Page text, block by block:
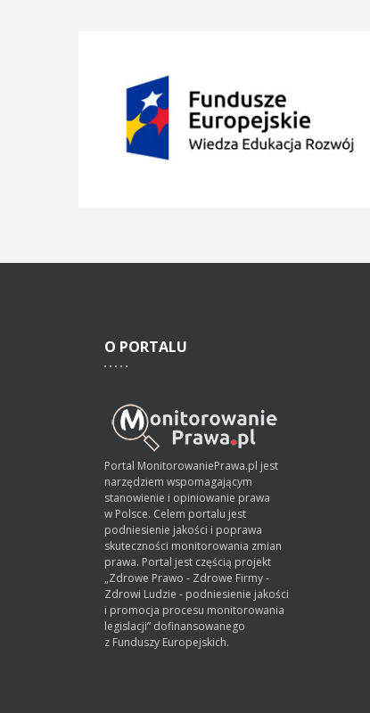
O PORTALU
Portal MonitorowaniePrawa.pl jest
narzędziem wspomagającym
stanowienie i opiniowanie prawa
w Polsce. Celem portalu jest
podniesienie jakości i poprawa
skuteczności monitorowania zmian
prawa. Portal jest częścią projekt
„Zdrowe Prawo - Zdrowe Firmy -
Zdrowi Ludzie - podniesienie jakości
i promocja procesu monitorowania
legislacji” dofinansowanego
z Funduszy Europejskich.